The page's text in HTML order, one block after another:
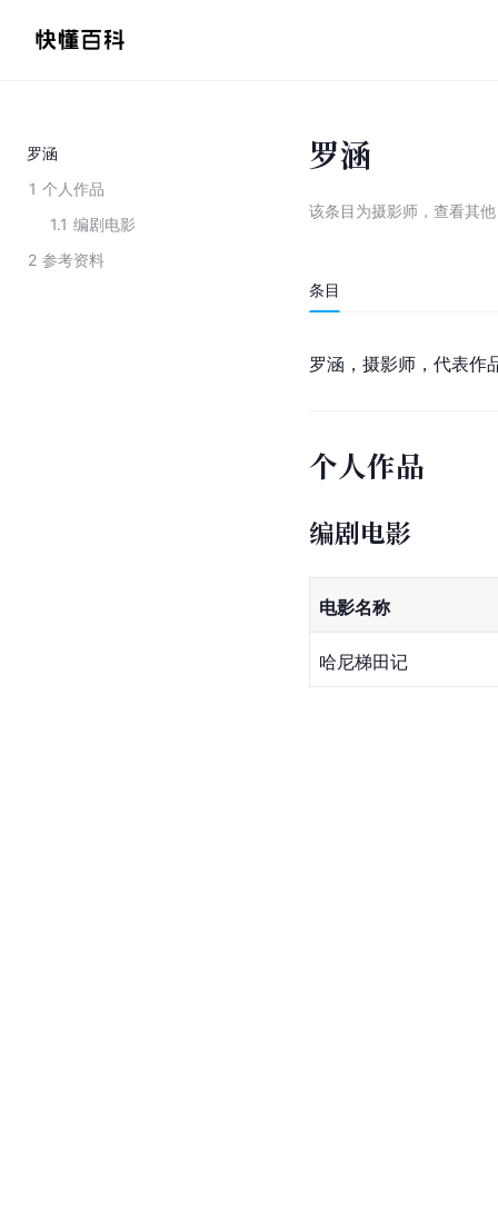
罗涵
1 个人作品
1.1 编剧电影
2 参考资料
罗涵
该条目为摄影师 ， 查看其
条目
罗涵，摄影师，代表作
个人作品
编剧电影
电影名称
哈尼梯田记